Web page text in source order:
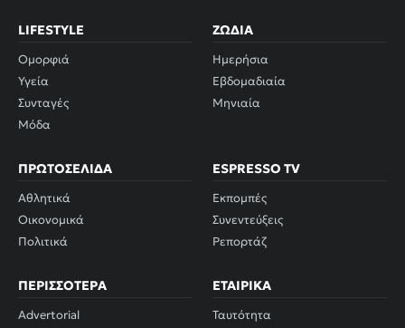
LIFESTYLE
Ομορφιά
Υγεία
Συνταγές
Μόδα
ΖΏΔΙΑ
Ημερήσια
Εβδομαδιαία
Μηνιαία
ΠΡΩΤΟΣΈΛΙΔΑ
Αθλητικά
Οικονομικά
Πολιτικά
ESPRESSO TV
Εκπομπές
Συνεντεύξεις
Ρεπορτάζ
ΠΕΡΙΣΣΌΤΕΡΑ
Advertorial
ΕΤΑΙΡΙΚΆ
Ταυτότητα